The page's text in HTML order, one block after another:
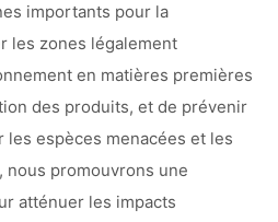
importants pour la
les zones légalement
en matières premières
des produits, et de prévenir
espèces menacées et les
nous promouvrons une
atténuer les impacts